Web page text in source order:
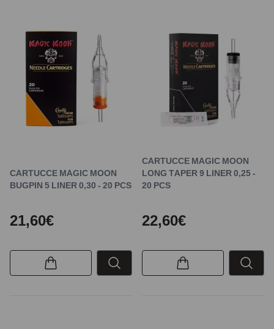
CARTUCCE MAGIC MOON
BUGPIN 5 LINER 0,30 - 20 PCS
21,60€
CARTUCCE MAGIC MOON
LONG TAPER 9 LINER 0,25 -
20 PCS
22,60€